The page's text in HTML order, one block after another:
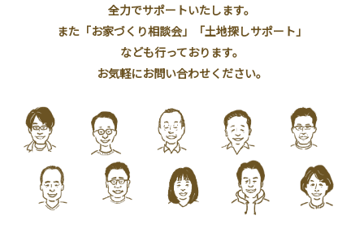
全力でサポートいたします。
また「お家づくり相談会」「土地探しサポート」
なども行っております。
お気軽にお問い合わせください。